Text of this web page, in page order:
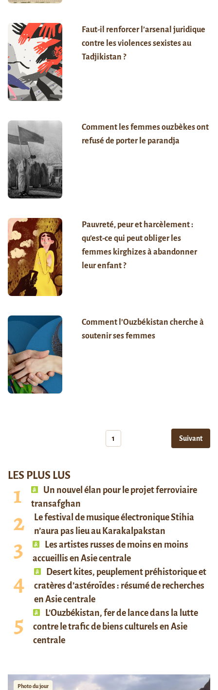
Faut-il renforcer l’arsenal juridique
contre les violences sexistes au
Tadjikistan ?
Comment les femmes ouzbèkes ont
refusé de porter le parandja
Pauvreté, peur et harcèlement :
qu’est-ce qui peut obliger les
femmes kirghizes à abandonner
leur enfant ?
Comment l’Ouzbékistan cherche à
soutenir ses femmes
1 Suivant
LES PLUS LUS
Un nouvel élan pour le projet ferroviaire
transafghan
Le festival de musique électronique Stihia
n’aura pas lieu au Karakalpakstan
Les artistes russes de moins en moins
accueillis en Asie centrale
Desert kites, peuplement préhistorique et
cratères d’astéroïdes : résumé de recherches
en Asie centrale
L’Ouzbékistan, fer de lance dans la lutte
contre le trafic de biens culturels en Asie
centrale
Photo du jour